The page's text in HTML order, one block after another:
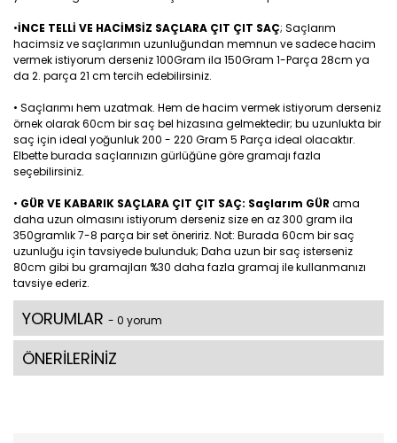
•İNCE TELLİ VE HACİMSİZ SAÇLARA ÇIT ÇIT SAÇ; Saçlarım
hacimsiz ve saçlarımın uzunluğundan memnun ve sadece hacim
vermek istiyorum derseniz 100Gram ila 150Gram 1-Parça 28cm ya
da 2. parça 21 cm tercih edebilirsiniz.
• Saçlarımı hem uzatmak. Hem de hacim vermek istiyorum derseniz
örnek olarak 60cm bir saç bel hizasına gelmektedir; bu uzunlukta bir
saç için ideal yoğunluk 200 - 220 Gram 5 Parça ideal olacaktır.
Elbette burada saçlarınızın gürlüğüne göre gramajı fazla
seçebilirsiniz.
• GÜR VE KABARIK SAÇLARA ÇIT ÇIT SAÇ: Saçlarım GÜR ama
daha uzun olmasını istiyorum derseniz size en az 300 gram ila
350gramlık 7-8 parça bir set öneririz. Not: Burada 60cm bir saç
uzunluğu için tavsiyede bulunduk; Daha uzun bir saç isterseniz
80cm gibi bu gramajları %30 daha fazla gramaj ile kullanmanızı
tavsiye ederiz.
YORUMLAR - 0 yorum
ÖNERİLERİNİZ